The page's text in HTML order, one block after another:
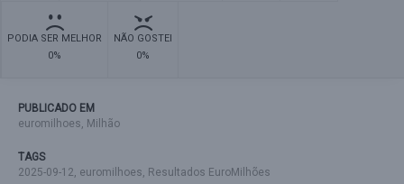
PODIA SER MELHOR
0%
NÃO GOSTEI
0%
PUBLICADO EM
euromilhoes, Milhão
TAGS
2025-09-12, euromilhoes, Resultados EuroMilhões